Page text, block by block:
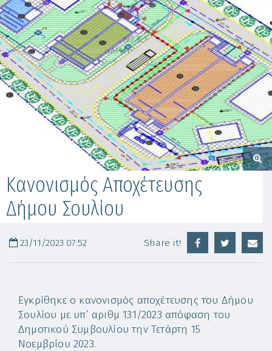
Κανονισμός Αποχέτευσης
Δήμου Σουλίου
23/11/2023 07:52 Share it!
Εγκρίθηκε ο κανονισμός αποχέτευσης του Δήμου
Σουλίου με υπ’ αριθμ 131/2023 απόφαση του
Δημοτικού Συμβουλίου την Τετάρτη 15
Νοεμβρίου 2023.